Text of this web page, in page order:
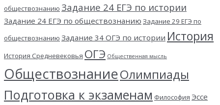
обществознанию Задание 24 ЕГЭ по истории
Задание 24 ЕГЭ по обществознанию Задание 29 ЕГЭ по
обществознанию Задание 34 ОГЭ по истории История
История Средневековья ОГЭ Общественная мысль
ОбществознаниеОлимпиады
Подготовка к экзаменам Философия Эссе